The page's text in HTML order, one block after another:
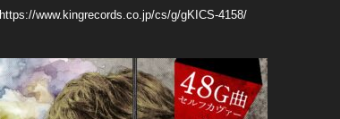
https://www.kingrecords.co.jp/cs/g/gKICS-4158/